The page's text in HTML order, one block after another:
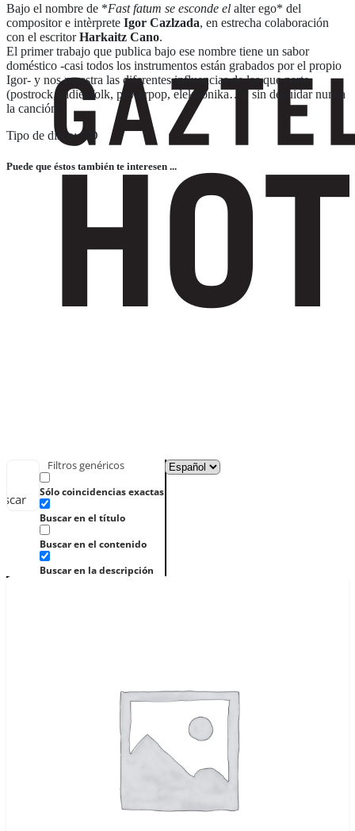
Filtros genéricos
Sólo coincidencias exactas
Buscar en el título
Buscar en el contenido
Buscar en la descripción
Bajo el nombre de *Fast fatum se esconde el alter ego* del
compositor e intèrprete Igor Cazlzada, en estrecha colaboración
con el escritorHarkaitz Cano.
El primer trabajo que publica bajo ese nombre tiene un sabor
doméstico -casi todos los instrumentos están grabados por el propio
Igor- y nos muestra las diferentes influencias de las que parte
(postrock, indie, folk, powerpop, elektronika…), sin decuidar nunca
la canción.
Tipo de disco: CD
Puede que éstos también te interesen ...